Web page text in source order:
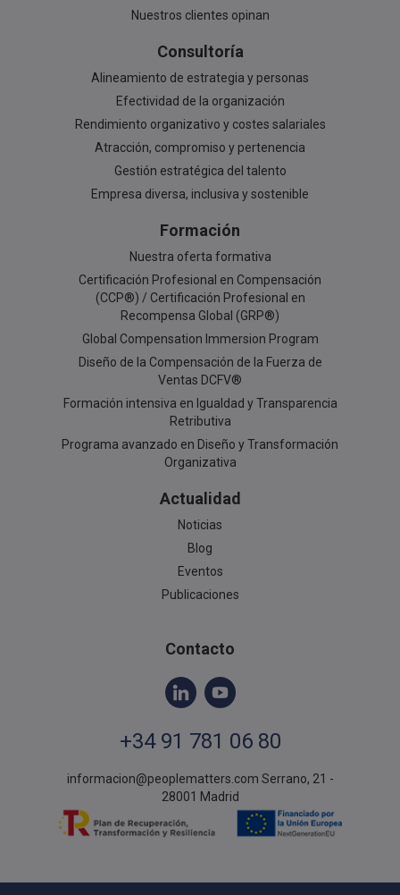
Nuestros clientes opinan
Consultoría
Alineamiento de estrategia y personas
Efectividad de la organización
Rendimiento organizativo y costes salariales
Atracción, compromiso y pertenencia
Gestión estratégica del talento
Empresa diversa, inclusiva y sostenible
Formación
Nuestra oferta formativa
Certificación Profesional en Compensación
(CCP®) / Certificación Profesional en
Recompensa Global (GRP®)
Global Compensation Immersion Program
Diseño de la Compensación de la Fuerza de
Ventas DCFV®
Formación intensiva en Igualdad y Transparencia
Retributiva
Programa avanzado en Diseño y Transformación
Organizativa
Actualidad
Noticias
Blog
Eventos
Publicaciones
Contacto
+34 91 781 06 80
informacion@peoplematters.com Serrano, 21 -
28001 Madrid